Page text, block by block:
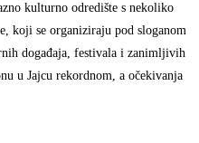
kulturno odredište s nekoliko
koji se organiziraju pod sloganom
događaja, festivala i zanimljivih
u Jajcu rekordnom, a očekivanja